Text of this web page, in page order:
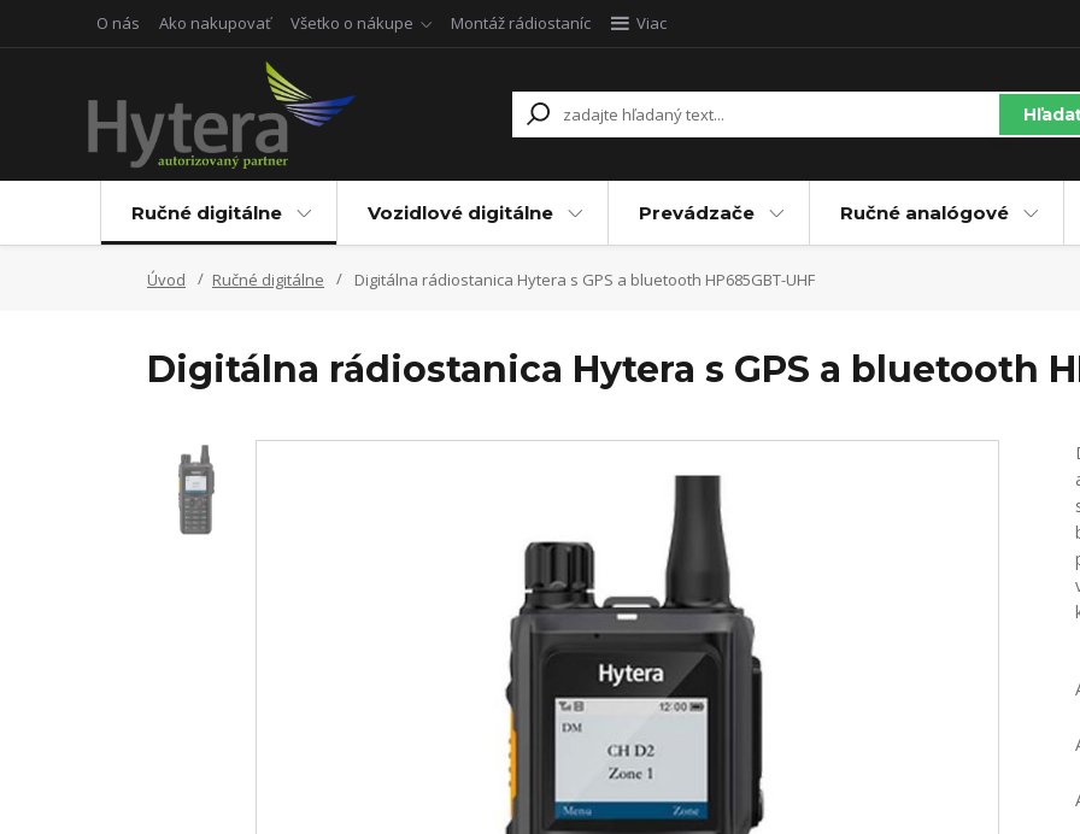
O nás Ako nakupovať Všetko o nákupe Montáž rádiostaníc Viac
Ručné digitálne Vozidlové digitálne Prevádzače Ručné analógové
Úvod Ručné digitálne Digitálna rádiostanica Hytera s GPS a bluetooth HP685GBT-UHF
Digitálna rádiostanica Hytera s GPS a bluetooth